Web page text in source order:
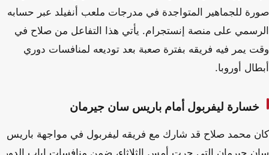
صورة للجماهير المتواجدة في مدرجات ملعب أنفيلد عبر حسابه
الرسمي على منصة إنستجرام. يأتي هذا التفاعل من صلاح في
وقت يمر فيه فريقه بفترة صعبة بعد توديعه لمنافسات دوري
أبطال أوروبا.
خسارة ليفربول أمام باريس سان جيرمان
كان محمد صلاح قد شارك مع فريقه ليفربول في مواجهة باريس